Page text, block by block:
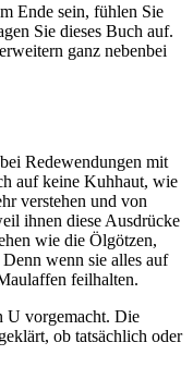
Ende sein, fühlen Sie
Sie dieses Buch auf.
ganz nebenbei
Redewendungen mit
auf keine Kuhhaut, wie
verstehen und von
ihnen diese Ausdrücke
wie die Ölgötzen,
wenn sie alles auf
feilhalten.
U vorgemacht. Die
ob tatsächlich oder